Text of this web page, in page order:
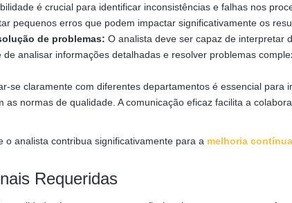
é crucial para identificar inconsistências e falhas nos
pequenos erros que podem impactar significativamente os
de problemas: O analista deve ser capaz de interpretar
de analisar informações detalhadas e resolver problemas
se claramente com diferentes departamentos é essencial para
as normas de qualidade. A comunicação eficaz facilita a
o analista contribua significativamente para a melhoria contínua
Requeridas